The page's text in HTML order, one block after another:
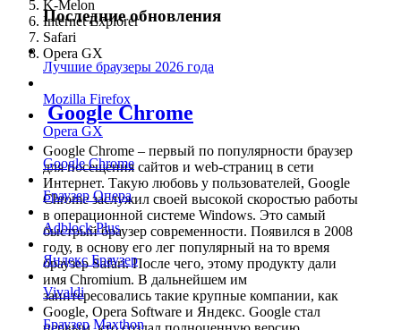
K-Melon
Internet Explorer
Safari
Opera GX
Google Chrome
Google Chrome – первый по популярности браузер
для посещения сайтов и web-страниц в сети
Интернет. Такую любовь у пользователей, Google
Chrome заслужил своей высокой скоростью работы
в операционной системе Windows. Это самый
быстрый браузер современности. Появился в 2008
году, в основу его лег популярный на то время
браузер Safari. После чего, этому продукту дали
имя Chromium. В дальнейшем им
заинтересовались такие крупные компании, как
Google, Opera Software и Яндекс. Google стал
Последние обновления
Лучшие браузеры 2026 года
Mozilla Firefox
Opera GX
Google Chrome
Браузер Опера
Adblock Plus
Яндекс Браузер
Vivaldi
Браузер Maxthon